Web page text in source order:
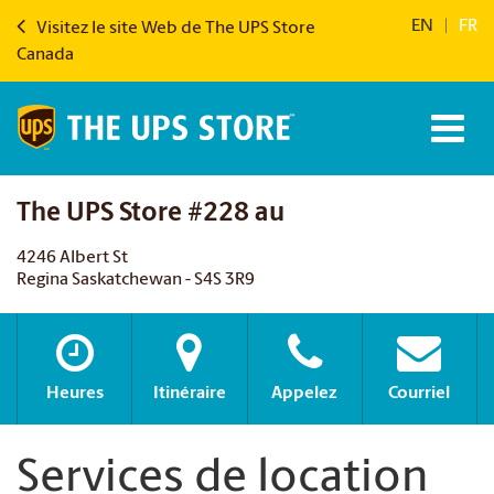
Visitez le site Web de The UPS Store
Canada
EN FR
The UPS Store #228 au
4246 Albert St
Regina Saskatchewan - S4S 3R9
Heures Itinéraire Appelez Courriel
Services de location